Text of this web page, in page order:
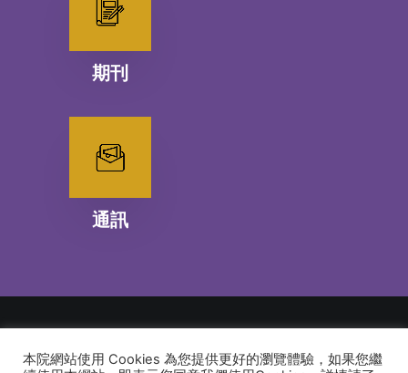
期刊
通訊
© 2026 建道神學院Alliance Bible Seminary. All rights reserved
本院網站使用 Cookies 為您提供更好的瀏覽體驗，如果您繼